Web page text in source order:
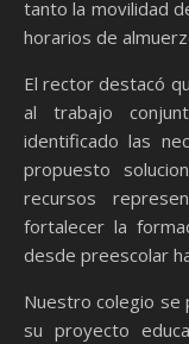
tanto la movilidad
horarios de
El rector destacó
al trabajo
identificado las
propuesto
recursos
fortalecer la
desde preescolar
Nuestro colegio se
su proyecto